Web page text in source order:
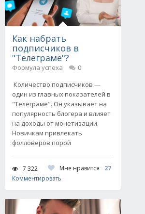
Как набрать
подписчиков в
"Телеграме"?
Формула успеха
0
Количество подписчиков —
один из главных показателей в
"Телеграме". Он указывает на
популярность блогера и влияет
на доходы от монетизации.
Новичкам привлекать
фолловеров порой
7 322 Мне нравится
27
Комментировать